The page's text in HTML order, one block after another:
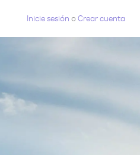
Inicie sesión oCrear cuenta